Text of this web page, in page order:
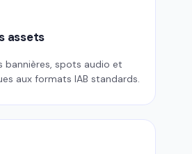
assets
bannières, spots audio et
aux formats IAB standards.